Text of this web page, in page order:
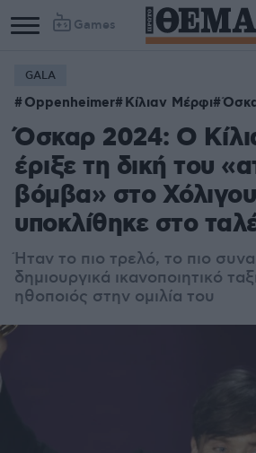
Games
GALA
Oppenheimer Κίλιαν Μέρφι
Όσκαρ 2024: Ο
έριξε τη δική του
βόμβα» στο
υποκλίθηκε στο
Ήταν το πιο τρελό, το πιο
δημιουργικά ικανοποιητικό
ηθοποιός στην ομιλία του